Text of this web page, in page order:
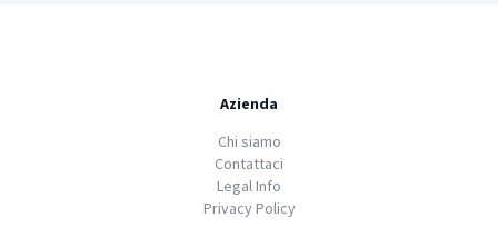
Azienda
Chi siamo
Contattaci
Legal Info
Privacy Policy